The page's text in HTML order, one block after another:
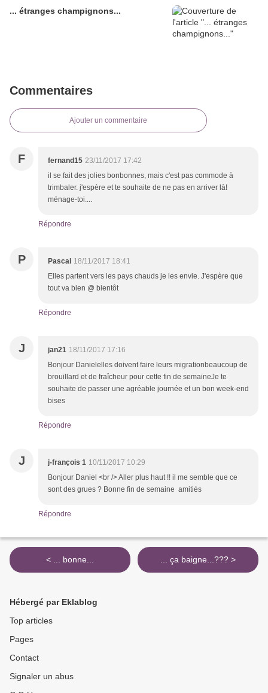
... étranges champignons...
Commentaires
Ajouter un commentaire
F fernand15 23/11/2017 17:42
il se fait des jolies bonbonnes, mais c'est pas commode à
trimbaler. j'espère et te souhaite de ne pas en arriver là!
ménage-toi....
Répondre
P Pascal 18/11/2017 18:41
Elles partent vers les pays chauds je les envie. J'espère que
tout va bien @ bientôt
Répondre
J jan21 18/11/2017 17:16
Bonjour Danielelles doivent faire leurs migrationbeaucoup de
brouillard et de fraîcheur pour cette fin de semaineJe te
souhaite de passer une agréable journée et un bon week-end
bises
Répondre
J j-françois 1 10/11/2017 10:29
Bonjour Daniel <br /> Aller plus haut !! il me semble que ce
sont des grues ? Bonne fin de semaine amitiés
Répondre
< ... bonne... ... ça baigne...??? >
Hébergé par Eklablog
Top articles
Pages
Contact
Signaler un abus